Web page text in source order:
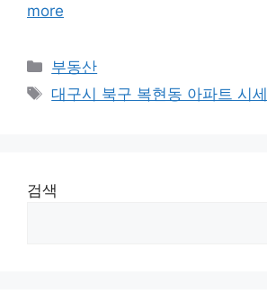
more
Categories
부동산
Tags
대구시 북구 복현동 아파트 시세
검색